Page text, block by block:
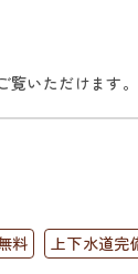
いただけます。
料 上下水道完